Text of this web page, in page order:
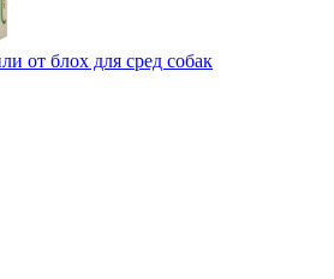
от блох для сред собак